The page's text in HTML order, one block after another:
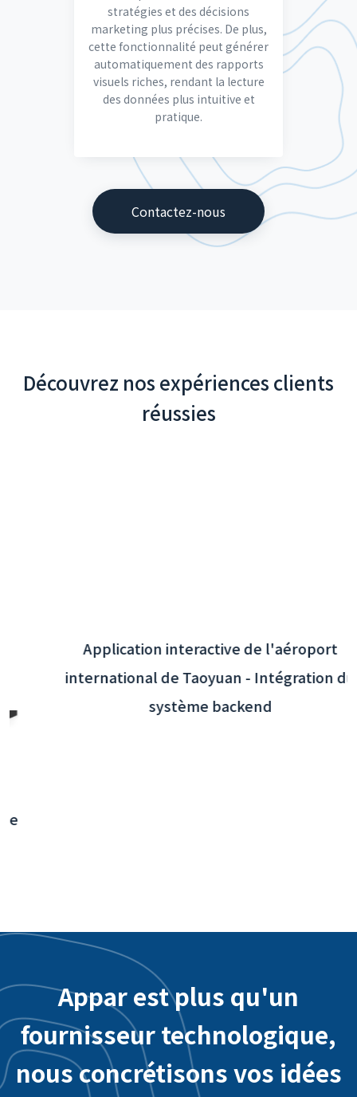
stratégies et des décisions
marketing plus précises. De plus,
cette fonctionnalité peut générer
automatiquement des rapports
visuels riches, rendant la lecture
des données plus intuitive et
pratique.
Contactez-nous
Découvrez nos expériences clients
réussies
Appar est plus qu'un
fournisseur technologique,